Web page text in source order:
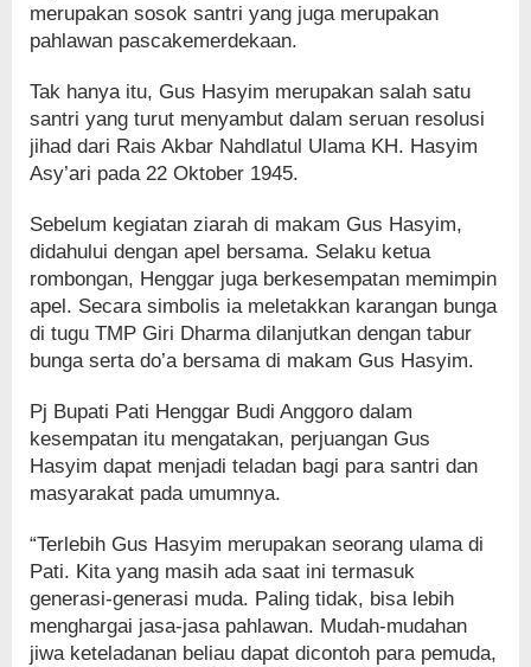
merupakan sosok santri yang juga merupakan
pahlawan pascakemerdekaan.
Tak hanya itu, Gus Hasyim merupakan salah satu
santri yang turut menyambut dalam seruan resolusi
jihad dari Rais Akbar Nahdlatul Ulama KH. Hasyim
Asy’ari pada 22 Oktober 1945.
Sebelum kegiatan ziarah di makam Gus Hasyim,
didahului dengan apel bersama. Selaku ketua
rombongan, Henggar juga berkesempatan memimpin
apel. Secara simbolis ia meletakkan karangan bunga
di tugu TMP Giri Dharma dilanjutkan dengan tabur
bunga serta do’a bersama di makam Gus Hasyim.
Pj Bupati Pati Henggar Budi Anggoro dalam
kesempatan itu mengatakan, perjuangan Gus
Hasyim dapat menjadi teladan bagi para santri dan
masyarakat pada umumnya.
“Terlebih Gus Hasyim merupakan seorang ulama di
Pati. Kita yang masih ada saat ini termasuk
generasi-generasi muda. Paling tidak, bisa lebih
menghargai jasa-jasa pahlawan. Mudah-mudahan
jiwa keteladanan beliau dapat dicontoh para pemuda,